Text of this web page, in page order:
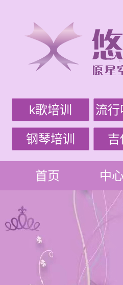
k歌培训 流行
钢琴培训 吉
首页 中